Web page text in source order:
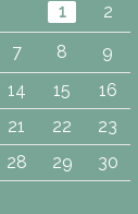
1
2
7 8
9
14 15
16
21 22
23
28 29
30